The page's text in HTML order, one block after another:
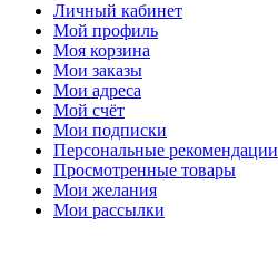
Личный кабинет
Мой профиль
Моя корзина
Мои заказы
Мои адреса
Мой счёт
Мои подписки
Персональные рекомендации
Просмотренные товары
Мои желания
Мои рассылки